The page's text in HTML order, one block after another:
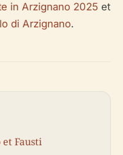
in Arzignano 2025 et
di Arzignano.
Fausti